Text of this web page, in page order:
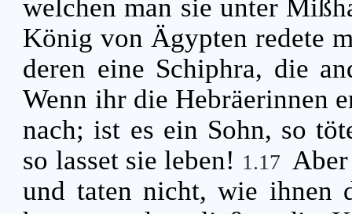
welchen man sie unter
König von Ägypten redete
deren eine Schiphra, die
Wenn ihr die Hebräerinnen
nach; ist es ein Sohn, so
so lasset sie leben! 1.17
und taten nicht, wie ihnen